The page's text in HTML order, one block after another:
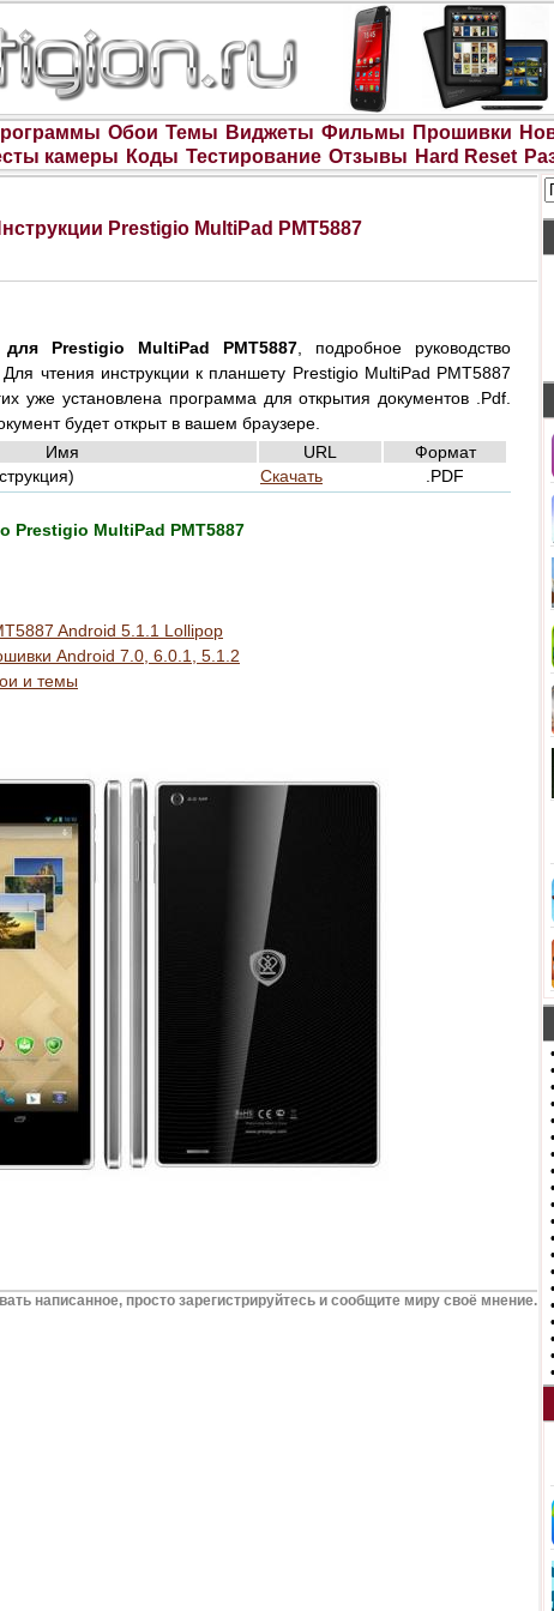
Обои Темы Виджеты Фильмы Прошивки
камеры Коды Тестирование Отзывы Hard Reset
Prestigio MultiPad PMT5887
Prestigio MultiPad PMT5887 , подробное руководство
чтения инструкции к планшету Prestigio MultiPad PMT5887
уже установлена программа для открытия документов .Pdf.
будет открыт в вашем браузере.
Имя URL Формат
Скачать .PDF
Prestigio MultiPad PMT5887
Android 5.1.1 Lollipop
Android 7.0, 6.0.1, 5.1.2
и темы
написанное, просто зарегистрируйтесь и сообщите миру своё мнение.
•
•
•
•
•
•
•
•
•
•
•
•
•
•
•
•
•
•
•
•